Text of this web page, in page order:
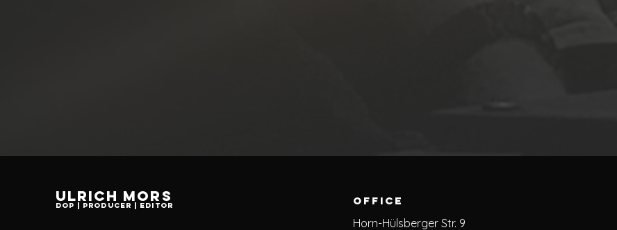
Ulrich Mors
DoP | ProdUCER | EDitor Office
Horn-Hülsberger Str. 9